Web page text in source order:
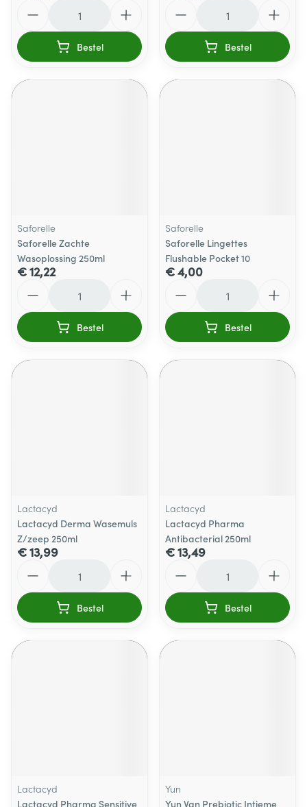
Bestel Bestel
Saforelle
Saforelle Zachte
Wasoplossing 250ml
€ 12,22
Bestel
Saforelle
Saforelle Lingettes
Flushable Pocket 10
€ 4,00
Bestel
Lactacyd
Lactacyd Derma Wasemuls
Z/zeep 250ml
€ 13,99
Bestel
Lactacyd
Lactacyd Pharma
Antibacterial 250ml
€ 13,49
Bestel
Lactacyd
Lactacyd Pharma Sensitive
Yun
Yun Vgn Prebiotic Intieme